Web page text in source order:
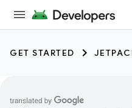
GET STARTED